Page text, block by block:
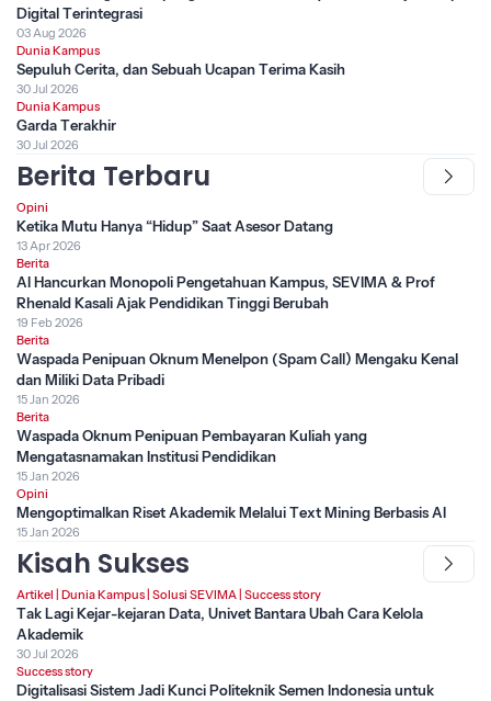
Digital Terintegrasi
03 Aug 2026
Dunia Kampus
Sepuluh Cerita, dan Sebuah Ucapan Terima Kasih
30 Jul 2026
Dunia Kampus
Garda Terakhir
30 Jul 2026
Berita Terbaru
Opini
Ketika Mutu Hanya “Hidup” Saat Asesor Datang
13 Apr 2026
Berita
AI Hancurkan Monopoli Pengetahuan Kampus, SEVIMA & Prof
Rhenald Kasali Ajak Pendidikan Tinggi Berubah
19 Feb 2026
Berita
Waspada Penipuan Oknum Menelpon (Spam Call) Mengaku Kenal
dan Miliki Data Pribadi
15 Jan 2026
Berita
Waspada Oknum Penipuan Pembayaran Kuliah yang
Mengatasnamakan Institusi Pendidikan
15 Jan 2026
Opini
Mengoptimalkan Riset Akademik Melalui Text Mining Berbasis AI
15 Jan 2026
Kisah Sukses
Artikel Dunia Kampus Solusi SEVIMA Success story
Tak Lagi Kejar-kejaran Data, Univet Bantara Ubah Cara Kelola
Akademik
30 Jul 2026
Success story
Digitalisasi Sistem Jadi Kunci Politeknik Semen Indonesia untuk